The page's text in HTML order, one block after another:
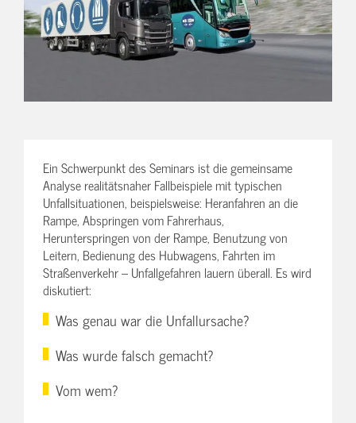
Ein Schwerpunkt des Seminars ist die gemeinsame
Analyse realitätsnaher Fallbeispiele mit typischen
Unfallsituationen, beispielsweise: Heranfahren an die
Rampe, Abspringen vom Fahrerhaus,
Herunterspringen von der Rampe, Benutzung von
Leitern, Bedienung des Hubwagens, Fahrten im
Straßenverkehr – Unfallgefahren lauern überall. Es wird
diskutiert:
Was genau war die Unfallursache?
Was wurde falsch gemacht?
Vom wem?